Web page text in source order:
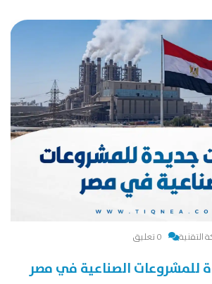
التقنية 0 تعليق
للمشروعات الصناعية في مصر